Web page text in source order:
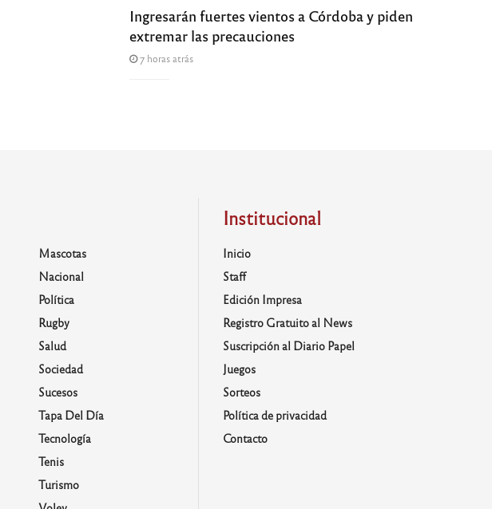
Ingresarán fuertes vientos a Córdoba y piden
extremar las precauciones
7 horas atrás
Mascotas
Nacional
Política
Rugby
Salud
Sociedad
Sucesos
Tapa Del Día
Tecnología
Tenis
Turismo
Institucional
Inicio
Staff
Edición Impresa
Registro Gratuito al News
Suscripción al Diario Papel
Juegos
Sorteos
Política de privacidad
Contacto